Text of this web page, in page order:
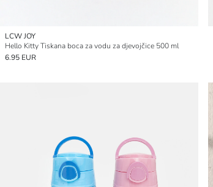
LCW JOY
Hello Kitty Tiskana boca za vodu za djevojčice 500 ml
6.95 EUR